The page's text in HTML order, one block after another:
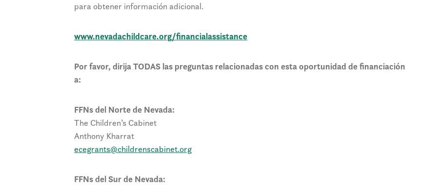
para obtener información adicional.
www.nevadachildcare.org/financialassistance
Por favor, dirija TODAS las preguntas relacionadas con esta oportunidad de financiación
a:
FFNs del Norte de Nevada:
The Children’s Cabinet
Anthony Kharrat
ecegrants@childrenscabinet.org
FFNs del Sur de Nevada: